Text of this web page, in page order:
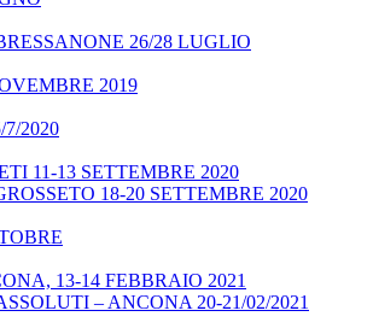
26/28 LUGLIO
2019
2020
11-13 SETTEMBRE 2020
18-20 SETTEMBRE 2020
13-14 FEBBRAIO 2021
– ANCONA 20-21/02/2021